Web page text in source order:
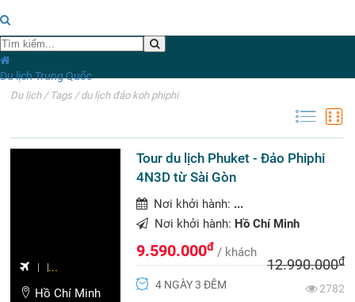
Du lịch Trung Quốc
Du lịch / Tags / du lịch đảo koh phiphi
...
Hồ Chí Minh
Tour du lịch Phuket - Đảo Phiphi
4N3D từ Sài Gòn
Nơi khởi hành: ...
Nơi khởi hành: Hồ Chí Minh
9.590.000đ / khách
12.990.000đ
4 NGÀY 3 ĐÊM
2782